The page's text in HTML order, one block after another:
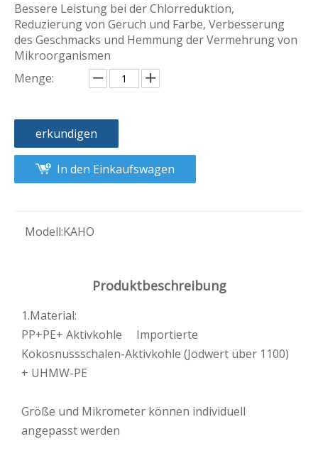
Bessere Leistung bei der Chlorreduktion,
Reduzierung von Geruch und Farbe, Verbesserung
des Geschmacks und Hemmung der Vermehrung von
Mikroorganismen
Menge:
erkundigen
In den Einkaufswagen
Modell:KAHO
Produktbeschreibung
1.Material:
PP+PE+ Aktivkohle Importierte
Kokosnussschalen-Aktivkohle (Jodwert über 1100)
+ UHMW-PE
Größe und Mikrometer können individuell
angepasst werden